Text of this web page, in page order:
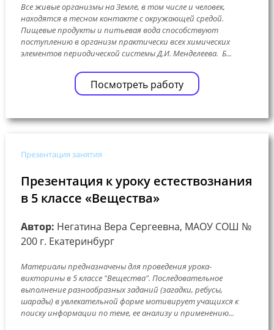
Все живые организмы на Земле, в том числе и человек,
находятся в тесном контакте с окружающей средой.
Пищевые продукты и питьевая вода способствуют
поступлению в организм практически всех химических
элементов периодической системы Д.И. Менделеева. Б...
Посмотреть работу
Презентация занятия
Презентация к уроку естествознания
в 5 классе «Вещества»
Автор: Негатина Вера Сергеевна, МАОУ СОШ №
200 г. Екатеринбург
Материалы предназначены для проведения урока-
викторины в 5 классе "Вещества". Последовательное
выполнение разнообразных заданий (загадки, ребусы,
шарады) в увлекательной форме мотивирует учащихся к
поиску информации по теме, ее анализу и применению...